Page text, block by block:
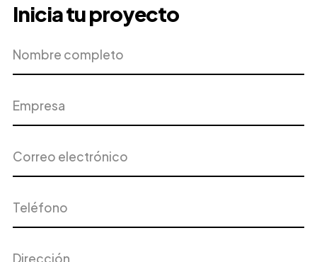
Inicia tu proyecto
completo
electrónico